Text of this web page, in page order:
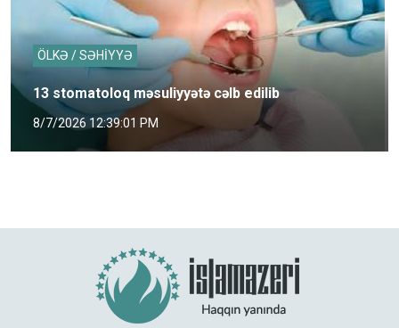
ÖLKƏ / SƏHİYYƏ
13 stomatoloq məsuliyyətə cəlb edilib
8/7/2026 12:39:01 PM